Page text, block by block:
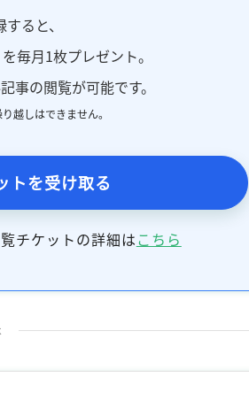
ると、
毎月1枚プレゼント。
事の閲覧が可能です。
越しはできません。
トを受け取る
チケットの詳細はこちら
記事をお気に入りに保存するには
ログインが必要です
ログイン 会員登録